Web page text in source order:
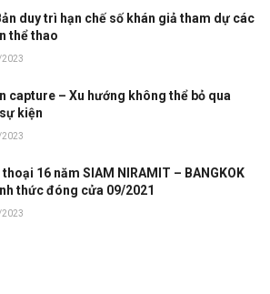
duy trì hạn chế số khán giả tham dự các
thể thao
capture – Xu hướng không thể bỏ qua
kiện
thoại 16 năm SIAM NIRAMIT – BANGKOK
thức đóng cửa 09/2021